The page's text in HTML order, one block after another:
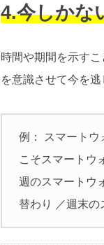
4.今しかな
時間や期間を示す
を意識させて今を
例： スマートウ
こそスマートウ
週のスマートウ
替わり ／週末